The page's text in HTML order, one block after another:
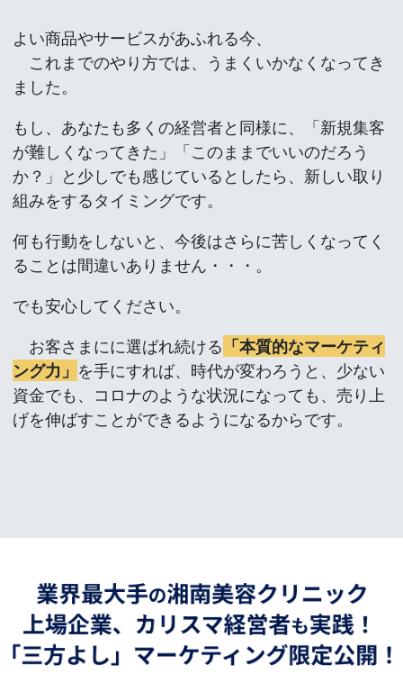
よい商品やサービスがあふれる今、
これまでのやり方では、うまくいかなくなってき
ました。
もし、あなたも多くの経営者と同様に、「新規集客
が難しくなってきた」「このままでいいのだろう
か？」と少しでも感じているとしたら、新しい取り
組みをするタイミングです。
何も行動をしないと、今後はさらに苦しくなってく
ることは間違いありません・・・。
でも安心してください。
お客さまにに選ばれ続ける 「本質的なマーケティ
ング力」 を手にすれば、時代が変わろうと、少ない
資金でも、コロナのような状況になっても、売り上
げを伸ばすことができるようになるからです。